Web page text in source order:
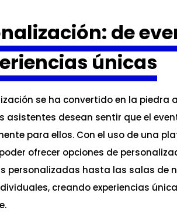
de
únicas
se ha convertido en la piedra
asistentes desean sentir que el
para ellos. Con el uso de una
ofrecer opciones de
personalizadas hasta las salas de
creando experiencias